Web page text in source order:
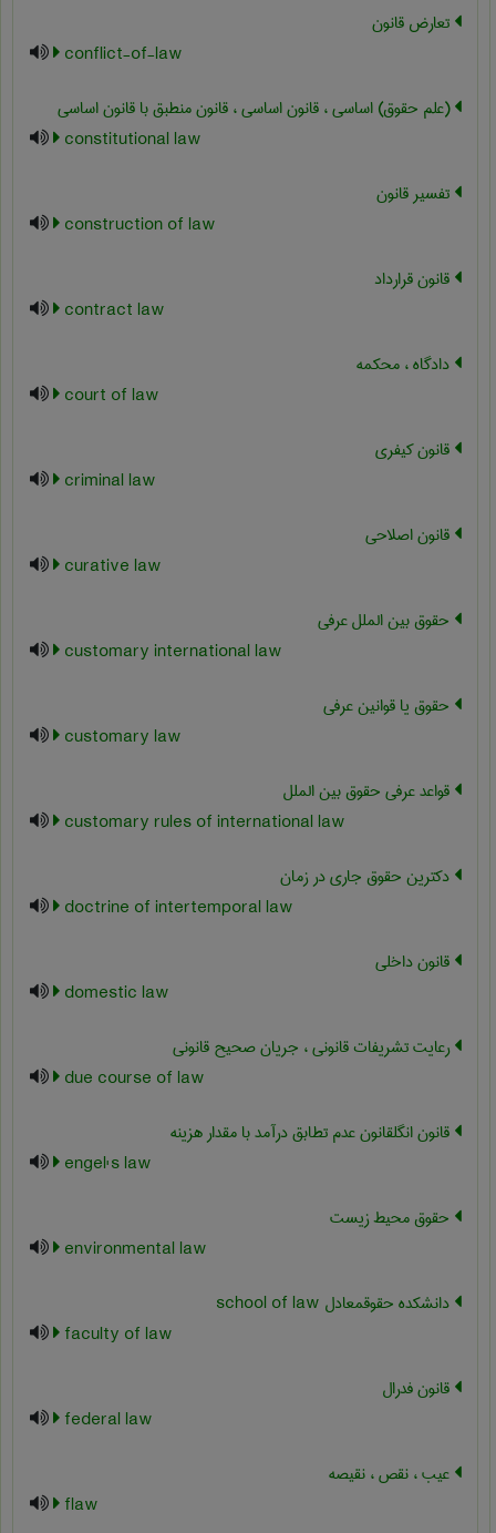
تعارض قانون
conflict-of-law
(علم حقوق) اساسی ، قانون اساسی ، قانون منطبق با قانون اساسی
constitutional law
تفسیر قانون
construction of law
قانون قرارداد
contract law
دادگاه ، محکمه
court of law
قانون کیفری
criminal law
قانون اصلاحی
curative law
حقوق بین الملل عرفی
customary international law
حقوق یا قوانین عرفی
customary law
قواعد عرفی حقوق بین الملل
customary rules of international law
دکترین حقوق جاری در زمان
doctrine of intertemporal law
قانون داخلی
domestic law
رعایت تشریفات قانونی ، جریان صحیح قانونی
due course of law
قانون انگلقانون عدم تطابق درآمد با مقدار هزینه
engel's law
حقوق محیط زیست
environmental law
دانشکده حقوقمعادل ‎school of law
faculty of law
قانون فدرال
federal law
عیب ، نقص ، نقیصه
flaw